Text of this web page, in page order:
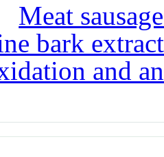
Meat
bark
and